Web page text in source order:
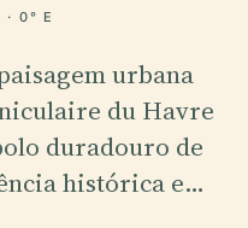
0° E
urbana
du Havre
duradouro de
histórica e…